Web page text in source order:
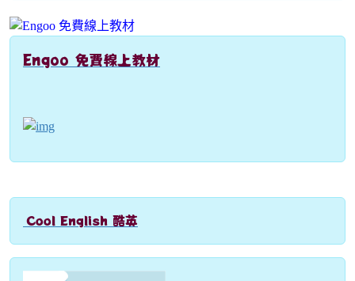
Engoo 免費線上教材
Cool English 酷英